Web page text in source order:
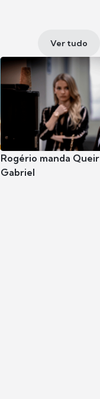
Ver tudo
Rogério manda
Gabriel